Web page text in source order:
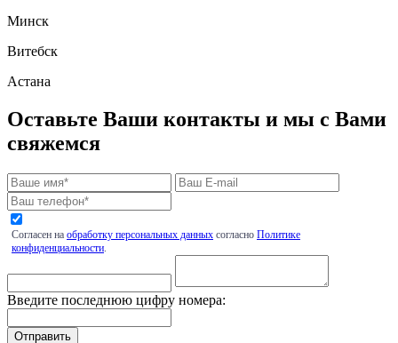
Минск
Витебск
Астана
Оставьте Ваши контакты и мы с Вами
свяжемся
Согласен на обработку персональных данных согласно Политике
конфиденциальности.
Введите последнюю цифру номера: